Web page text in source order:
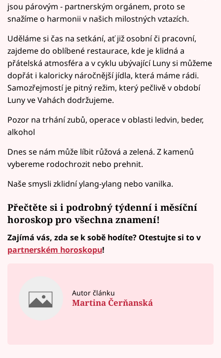
jsou párovým - partnerským orgánem, proto se
snažíme o harmonii v našich milostných vztazích.
Uděláme si čas na setkání, ať již osobní či pracovní,
zajdeme do oblíbené restaurace, kde je klidná a
přátelská atmosféra a v cyklu ubývající Luny si můžeme
dopřát i kaloricky náročnější jídla, která máme rádi.
Samozřejmostí je pitný režim, který pečlivě v období
Luny ve Vahách dodržujeme.
Pozor na trhání zubů, operace v oblasti ledvin, beder,
alkohol
Dnes se nám může líbit růžová a zelená. Z kamenů
vybereme rodochrozit nebo prehnit.
Naše smysli zklidní ylang-ylang nebo vanilka.
Přečtěte si i podrobný týdenní i měsíční
horoskop pro všechna znamení!
Zajímá vás, zda se k sobě hodíte? Otestujte si to v
partnerském horoskopu!
Autor článku
Martina Čerňanská